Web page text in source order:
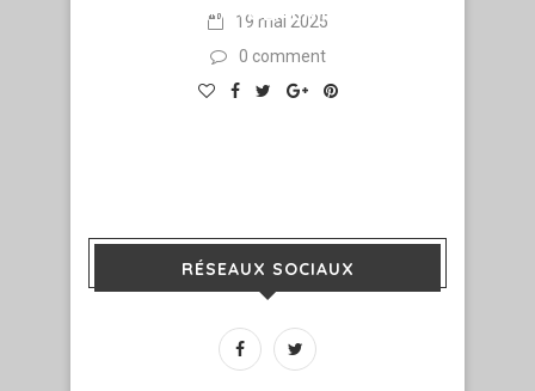
CHANGEMENT !
19 mai 2025
0 comment
RÉSEAUX SOCIAUX